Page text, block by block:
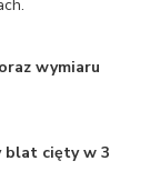
wymiaru
blat cięty w 3